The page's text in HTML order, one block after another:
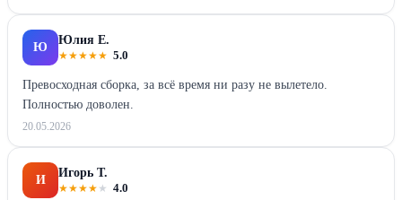
Ю
Юлия Е.
★★★★★ 5.0
Превосходная сборка, за всё время ни разу не вылетело.
Полностью доволен.
20.05.2026
И
Игорь Т.
★★★★ ★ 4.0